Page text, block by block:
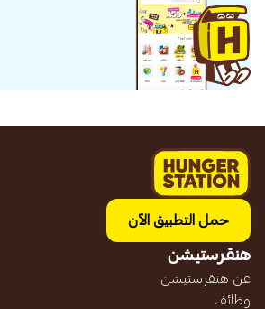
حمل التطبيق الآن
هنقرستيشن
عن هنقرستيشن
وظائف